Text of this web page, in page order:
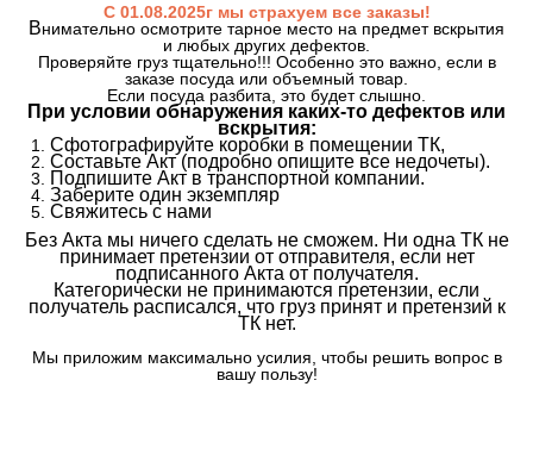
С 01.08.2025г мы страхуем все заказы!
Внимательно осмотрите тарное место на предмет вскрытия
и любых других дефектов.
Проверяйте груз тщательно!!! Особенно это важно, если в
заказе посуда или объемный товар.
Если посуда разбита, это будет слышно.
При условии обнаружения каких-то дефектов или
вскрытия:
Сфотографируйте коробки в помещении ТК,
Составьте Акт (подробно опишите все недочеты).
Подпишите Акт в транспортной компании.
Заберите один экземпляр
Свяжитесь с нами
Без Акта мы ничего сделать не сможем. Ни одна ТК не
принимает претензии от отправителя, если нет
подписанного Акта от получателя.
Категорически не принимаются претензии, если
получатель расписался, что груз принят и претензий к
ТК нет.
Мы приложим максимально усилия, чтобы решить вопрос в
вашу пользу!